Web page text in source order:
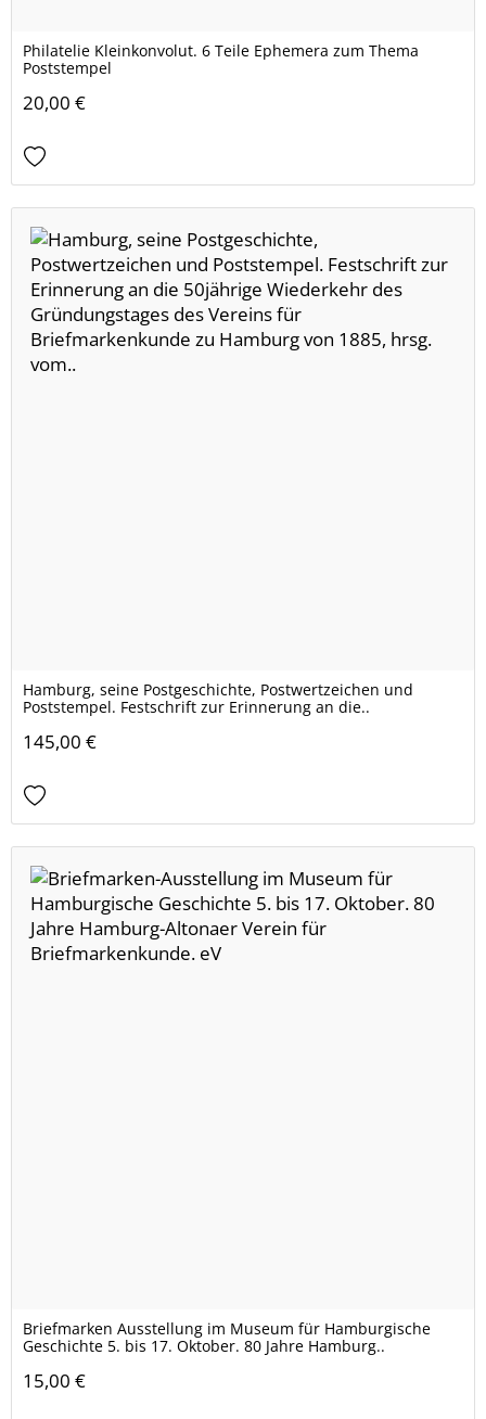
Philatelie Kleinkonvolut. 6 Teile Ephemera zum Thema
Poststempel
20,00 €
Hamburg, seine Postgeschichte, Postwertzeichen und
Poststempel. Festschrift zur Erinnerung an die..
145,00 €
Briefmarken Ausstellung im Museum für Hamburgische
Geschichte 5. bis 17. Oktober. 80 Jahre Hamburg..
15,00 €